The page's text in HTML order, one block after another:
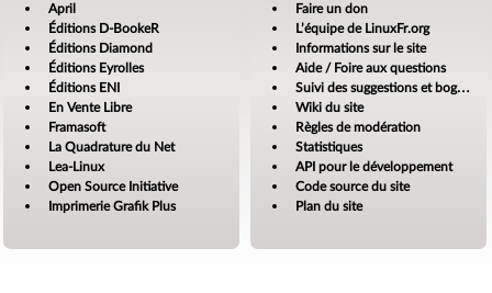
April
Éditions D-BookeR
Éditions Diamond
Éditions Eyrolles
Éditions ENI
En Vente Libre
Framasoft
La Quadrature du Net
Lea-Linux
Open Source Initiative
Imprimerie Grafik Plus
Faire un don
L’équipe de LinuxFr.org
Informations sur le site
Aide / Foire aux questions
Suivi des suggestions et bogues
Wiki du site
Règles de modération
Statistiques
API pour le développement
Code source du site
Plan du site